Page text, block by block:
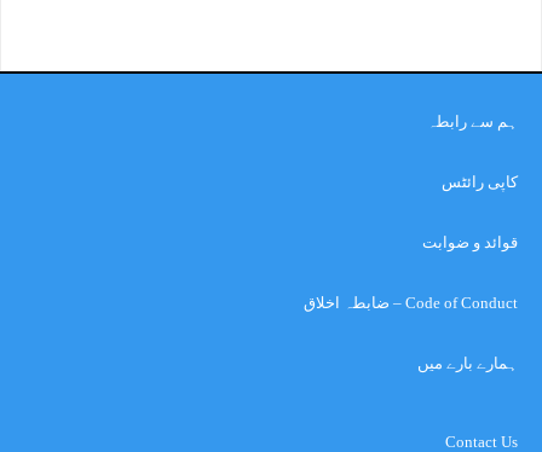
ہم سے رابطہ
کاپی رائٹس
قوائد و ضوابت
Code of Conduct – ضابطہ اخلاق
ہمارے بارے میں
Contact Us